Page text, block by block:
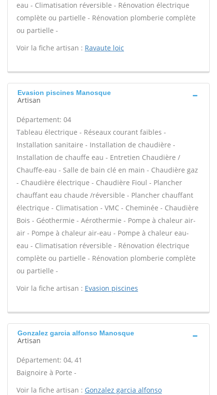
eau - Climatisation réversible - Rénovation électrique
complète ou partielle - Rénovation plomberie complète
ou partielle -
Voir la fiche artisan : Ravaute loic
Evasion piscines Manosque
Artisan
Département: 04
Tableau électrique - Réseaux courant faibles -
Installation sanitaire - Installation de chaudière -
Installation de chauffe eau - Entretien Chaudière /
Chauffe-eau - Salle de bain clé en main - Chaudière gaz
- Chaudière électrique - Chaudière Fioul - Plancher
chauffant eau chaude /réversible - Plancher chauffant
électrique - Climatisation - VMC - Cheminée - Chaudière
Bois - Géothermie - Aérothermie - Pompe à chaleur air-
air - Pompe à chaleur air-eau - Pompe à chaleur eau-
eau - Climatisation réversible - Rénovation électrique
complète ou partielle - Rénovation plomberie complète
ou partielle -
Voir la fiche artisan : Evasion piscines
Gonzalez garcia alfonso Manosque
Artisan
Département: 04, 41
Baignoire à Porte -
Voir la fiche artisan : Gonzalez garcia alfonso